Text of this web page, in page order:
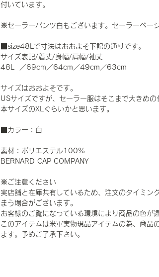
付いています。
※セーラーパンツ白もございます。セーラーペー
■size48Lで寸法はおおよそ下記の通りです。
サイズ表記/着丈/身幅/肩幅/袖丈
48L ／69cm／64cm／49cm／63cm
サイズはおおよそです。
USサイズですが、セーラー服はそこまで大きめの
本サイズのXLぐらいかと思います。
■カラー：白
素材：ポリエステル100%
BERNARD CAP COMPANY
※ご注意ください
実店舗と在庫共有しているため、注文のタイミン
まう場合がございます。
お客様のご覧になっている環境により商品の色が
このアイテムは米軍実物現品アイテムの為、商品
ます。予めご了承下さい。